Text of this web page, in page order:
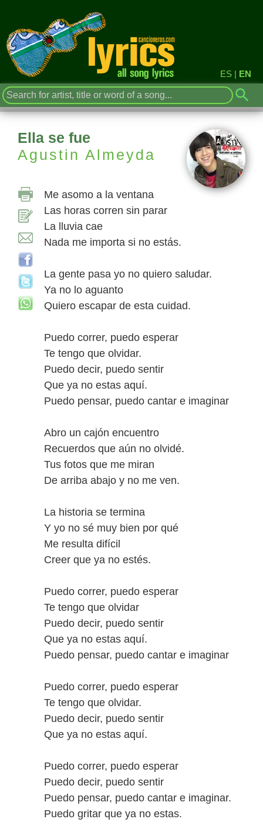
ES | EN
Ella se fue
Agustin Almeyda
Me asomo a la ventana
Las horas corren sin parar
La lluvia cae
Nada me importa si no estás.
La gente pasa yo no quiero saludar.
Ya no lo aguanto
Quiero escapar de esta cuidad.
Puedo correr, puedo esperar
Te tengo que olvidar.
Puedo decir, puedo sentir
Que ya no estas aquí.
Puedo pensar, puedo cantar e imaginar
Abro un cajón encuentro
Recuerdos que aún no olvidé.
Tus fotos que me miran
De arriba abajo y no me ven.
La historia se termina
Y yo no sé muy bien por qué
Me resulta difícil
Creer que ya no estés.
Puedo correr, puedo esperar
Te tengo que olvidar
Puedo decir, puedo sentir
Que ya no estas aquí.
Puedo pensar, puedo cantar e imaginar
Puedo correr, puedo esperar
Te tengo que olvidar.
Puedo decir, puedo sentir
Que ya no estas aquí.
Puedo correr, puedo esperar
Puedo decir, puedo sentir
Puedo pensar, puedo cantar e imaginar.
Puedo gritar que ya no estas.